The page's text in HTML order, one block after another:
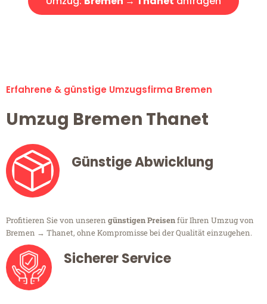
Erfahrene & günstige Umzugsfirma Bremen
Umzug Bremen Thanet
Günstige Abwicklung
Profitieren Sie von unseren günstigen Preisenfür Ihren Umzug von
Bremen → Thanet, ohne Kompromisse bei der Qualität einzugehen.
Sicherer Service